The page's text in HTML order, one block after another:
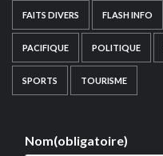
FAITS DIVERS FLASH INFO
PACIFIQUE POLITIQUE
SPORTS TOURISME
Nom(obligatoire)